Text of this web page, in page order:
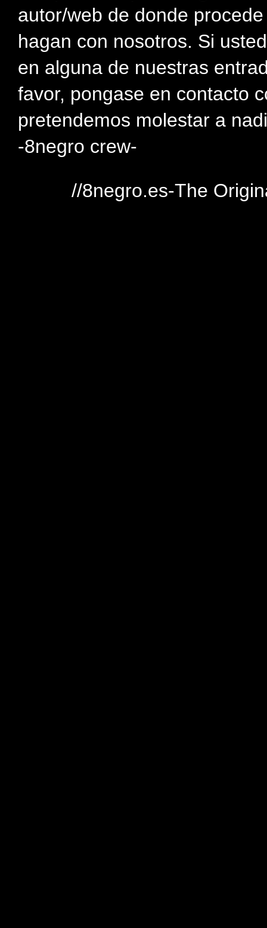
autor/web de donde
hagan con nosotros. Si
en alguna de nuestras
favor, pongase en contacto
pretendemos molestar a
-8negro crew-
//8negro.es-The